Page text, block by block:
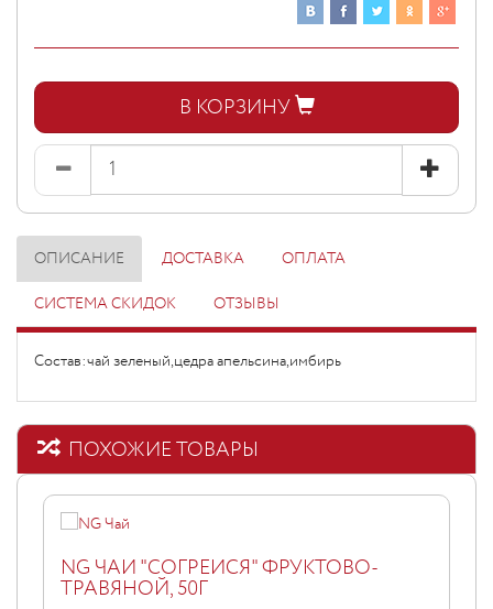
В КОРЗИНУ
ОПИСАНИЕ ДОСТАВКА ОПЛАТА
СИСТЕМА СКИДОК ОТЗЫВЫ
Состав:чай зеленый,цедра апельсина,имбирь
ПОХОЖИЕ ТОВАРЫ
NG ЧАЙ "СОГРЕЙСЯ" ФРУКТОВО-
ТРАВЯНОЙ, 50Г